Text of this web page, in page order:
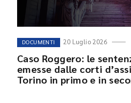
DOCUMENTI 20 Luglio 2026
Caso Roggero: le
emesse dalle corti
Torino in primo e in